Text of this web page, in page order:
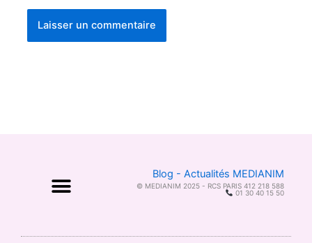
Blog - Actualités MEDIANIM
© MEDIANIM 2025 - RCS PARIS 412 218 588
01 30 40 15 50